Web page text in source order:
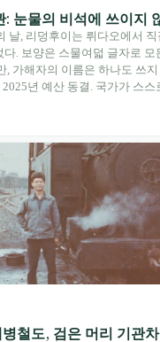
: 눈물의 비석에 쓰이지
날, 리덩후이는 뤼다오에서 직
다. 보양은 스물여덟 글자로 모
, 가해자의 이름은 하나도 쓰
년 예산 동결. 국가가 스스
세운 박물관. 계엄 해제 39년
철도, 검은 머리 기관